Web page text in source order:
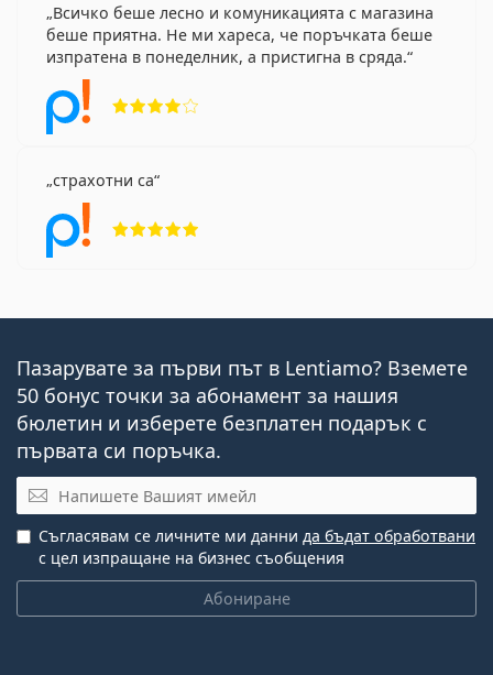
Всичко беше лесно и комуникацията с магазина
беше приятна. Не ми хареса, че поръчката беше
изпратена в понеделник, а пристигна в сряда.
страхотни са
Пазарувате за първи път в Lentiamo? Вземете
50 бонус точки за абонамент за нашия
бюлетин и изберете безплатен подарък с
първата си поръчка.
Имейл
Абониране
Съгласявам се личните ми данни да бъдат обработвани
с цел изпращане на бизнес съобщения